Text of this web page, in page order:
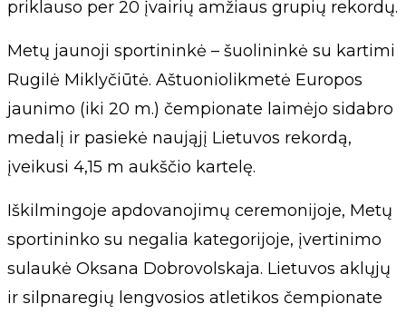
priklauso per 20 įvairių amžiaus grupių rekordų.
Metų jaunoji sportininkė – šuolininkė su kartimi
Rugilė Miklyčiūtė. Aštuoniolikmetė Europos
jaunimo (iki 20 m.) čempionate laimėjo sidabro
medalį ir pasiekė naująjį Lietuvos rekordą,
įveikusi 4,15 m aukščio kartelę.
Iškilmingoje apdovanojimų ceremonijoje, Metų
sportininko su negalia kategorijoje, įvertinimo
sulaukė Oksana Dobrovolskaja. Lietuvos aklųjų
ir silpnaregių lengvosios atletikos čempionate